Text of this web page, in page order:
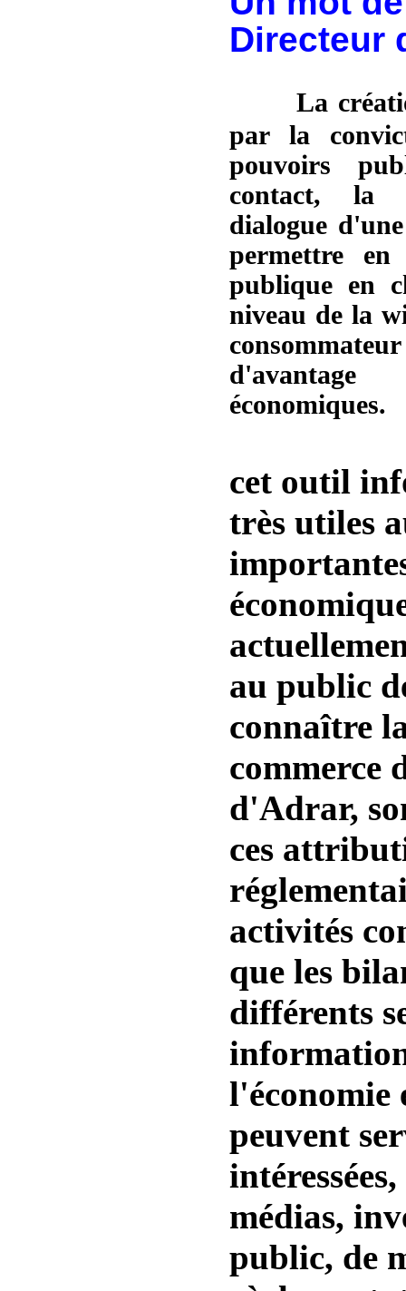
Directeur
La
par la
pouvoirs
contact, la
dialogue
permettre
publique en
niveau de la
économiques.
cet outil
très utiles
au public
connaître
commerce
d'Adrar,
ces
activités
que les
différents
l'économie
peuvent
médias,
public, de